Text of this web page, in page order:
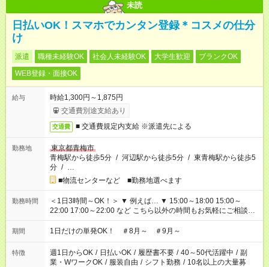
未読
日払いOK！スマホでカンタン登録＊コスメの仕分
け
派遣 職種未経験OK 社会人未経験OK 大学生歓迎
ブランクOK
WEB登録・面接OK
給与
時給1,300円～1,875円
交通費別途支給あり
交通費 ■ 交通費規定内支給 ※派遣先による
勤務地
東京都青梅市
青梅駅から徒歩5分 / 河辺駅から徒歩5分 / 東青梅駅から徒歩5
分 / …
■物流センターなど ■勤務地選べます
勤務時間
＜1日3時間～OK！＞ ▼ 例えば… ▼ 15:00～18:00 15:00～
22:00 17:00～22:00 など こちら以外の時間もお気軽にご相談く
ださい！
期間 1日だけの単発OK！ ＃8月～ ＃9月～
特徴 週1日からOK / 日払いOK / 履歴書不要 / 40～50代活躍中 / 副
業・WワークOK / 服装自由 / シフト勤務 / 10名以上の大量募